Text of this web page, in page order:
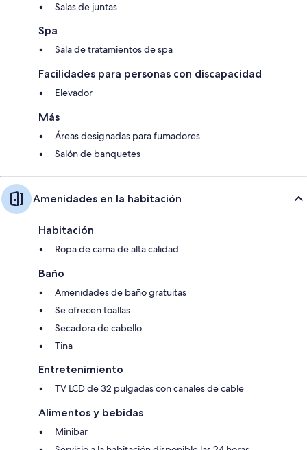
Salas de juntas
Spa
Sala de tratamientos de spa
Facilidades para personas con discapacidad
Elevador
Más
Áreas designadas para fumadores
Salón de banquetes
Amenidades en la habitación
Habitación
Ropa de cama de alta calidad
Baño
Amenidades de baño gratuitas
Se ofrecen toallas
Secadora de cabello
Tina
Entretenimiento
TV LCD de 32 pulgadas con canales de cable
Alimentos y bebidas
Minibar